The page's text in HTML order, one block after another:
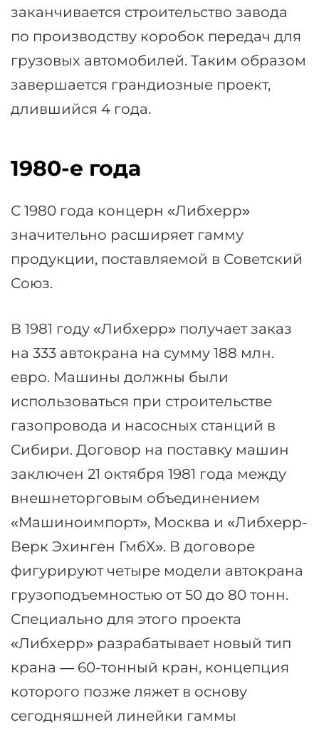
заканчивается строительство завода
по производству коробок передач для
грузовых автомобилей. Таким образом
завершается грандиозные проект,
длившийся 4 года.
1980-е года
С 1980 года концерн «Либхерр»
значительно расширяет гамму
продукции, поставляемой в Советский
Союз.
В 1981 году «Либхерр» получает заказ
на 333 автокрана на сумму 188 млн.
евро. Машины должны были
использоваться при строительстве
газопровода и насосных станций в
Сибири. Договор на поставку машин
заключен 21 октября 1981 года между
внешнеторговым объединением
«Машиноимпорт», Москва и «Либхерр-
Верк Эхинген ГмбХ». В договоре
фигурируют четыре модели автокрана
грузоподъемностью от 50 до 80 тонн.
Специально для этого проекта
«Либхерр» разрабатывает новый тип
крана — 60-тонный кран, концепция
которого позже ляжет в основу
сегодняшней линейки гаммы